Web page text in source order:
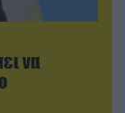
να